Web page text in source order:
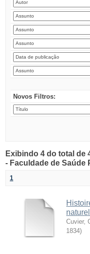
Novos Filtros:
Exibindo 4 do total de
- Faculdade de Saúde
1
Cuvier,
1834)